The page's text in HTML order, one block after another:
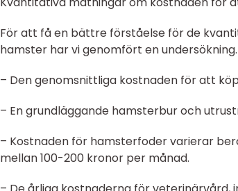
För att få en bättre förståelse för de
hamster har vi genomfört en
– Den genomsnittliga kostnaden för att
– En grundläggande hamsterbur och
– Kostnaden för hamsterfoder varierar
mellan 100-200 kronor per månad.